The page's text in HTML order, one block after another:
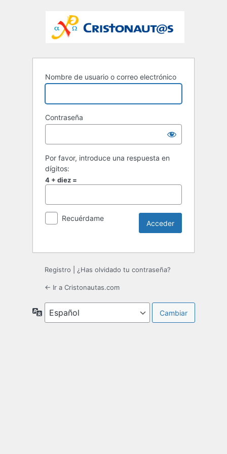
Nombre de usuario o correo electrónico
Contraseña
Por favor, introduce una respuesta en
dígitos:
4 + diez =
Recuérdame
Registro ¿Has olvidado tu contraseña?
← Ir a Cristonautas.com
Idioma